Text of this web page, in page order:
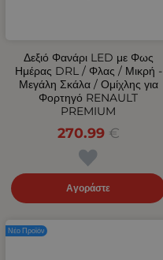
Δεξιό Φανάρι LED με Φως
Ημέρας DRL / Φλας / Μικρή -
Μεγάλη Σκάλα / Ομίχλης για
Φορτηγό RENAULT
PREMIUM
270.99 €
Αγοράστε
Νέο Προϊόν